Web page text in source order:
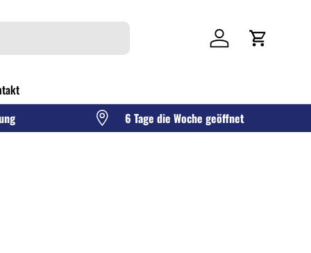
Einloggen
6 Tage die Woche geöffnet